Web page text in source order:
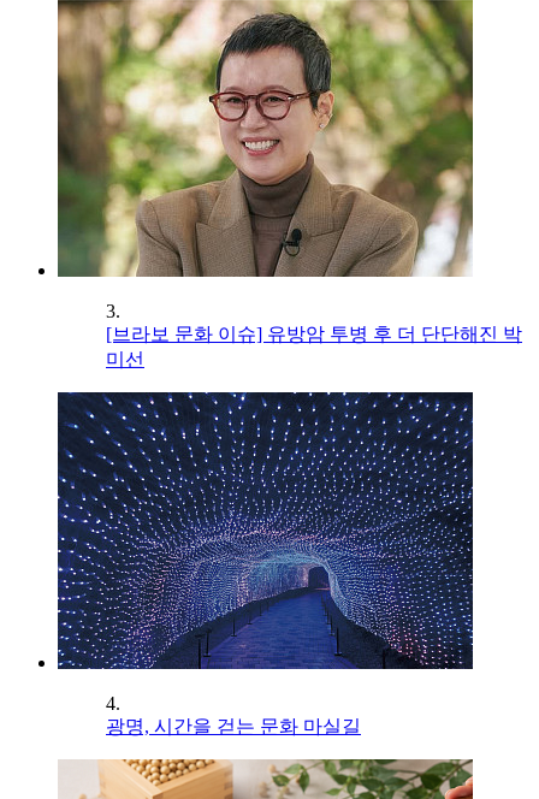
3.
[브라보 문화 이슈] 유방암 투병 후 더 단단해진 박
미선
4.
광명, 시간을 걷는 문화 마실길